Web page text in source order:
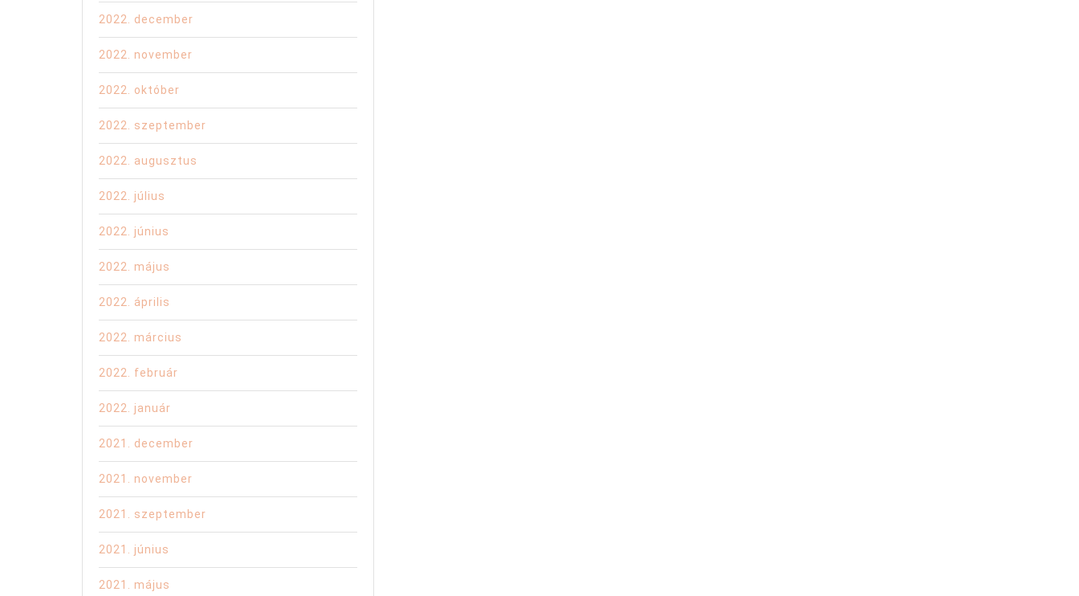
2022. december
2022. november
2022. október
2022. szeptember
2022. augusztus
2022. július
2022. június
2022. május
2022. április
2022. március
2022. február
2022. január
2021. december
2021. november
2021. szeptember
2021. június
2021. május